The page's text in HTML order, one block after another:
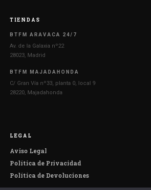
TIENDAS
BTFM ARAVACA 24/7
Av. de la Galaxia nº22
28023, Madrid
BTFM MAJADAHONDA
C/ Gran Vía nº33, planta 0, local 9
28220, Majadahonda
LEGAL
Aviso Legal
Política de Privacidad
Política de Devoluciones